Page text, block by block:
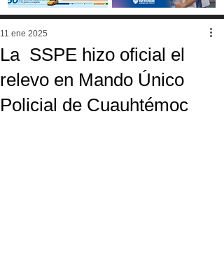
La SSPE hizo oficial el
relevo en Mando Único
Policial de Cuauhtémoc
11 ene 2025